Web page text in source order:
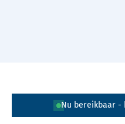
Nu bereikbaar -
Lees voor
Simpele tekst